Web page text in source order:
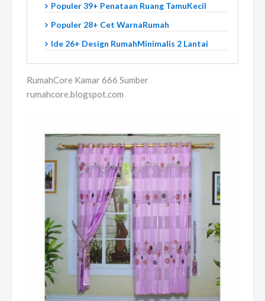
Populer 39+ Penataan Ruang TamuKecil
Populer 28+ Cet WarnaRumah
Ide 26+ Design RumahMinimalis 2 Lantai
RumahCore Kamar 666 Sumber
rumahcore.blogspot.com